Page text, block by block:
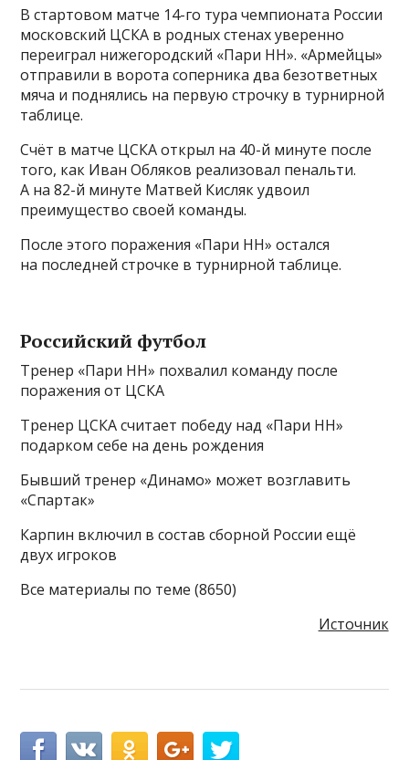
В стартовом матче 14-го тура чемпионата России
московский ЦСКА в родных стенах уверенно
переиграл нижегородский «Пари НН». «Армейцы»
отправили в ворота соперника два безответных
мяча и поднялись на первую строчку в турнирной
таблице.
Счёт в матче ЦСКА открыл на 40-й минуте после
того, как Иван Обляков реализовал пенальти.
А на 82-й минуте Матвей Кисляк удвоил
преимущество своей команды.
После этого поражения «Пари НН» остался
на последней строчке в турнирной таблице.
Российский футбол
Тренер «Пари НН» похвалил команду после
поражения от ЦСКА
Тренер ЦСКА считает победу над «Пари НН»
подарком себе на день рождения
Бывший тренер «Динамо» может возглавить
«Спартак»
Карпин включил в состав сборной России ещё
двух игроков
Все материалы по теме (8650)
Источник